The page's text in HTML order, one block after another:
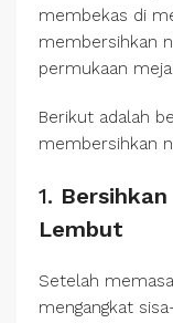
membekas di
membersihkan
permukaan
Berikut adalah
membersihkan
1.
Lembut
Setelah
mengangkat